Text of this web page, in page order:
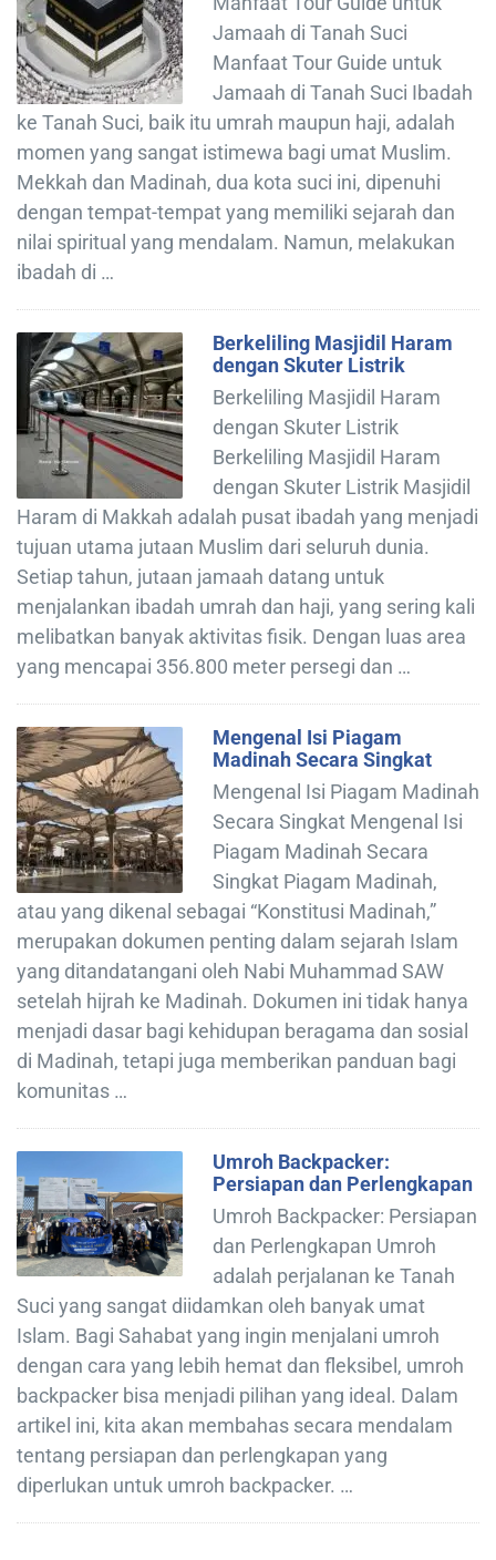
Jamaah di Tanah Suci
Manfaat Tour Guide untuk
Jamaah di Tanah Suci Ibadah
ke Tanah Suci, baik itu umrah maupun haji, adalah
momen yang sangat istimewa bagi umat Muslim.
Mekkah dan Madinah, dua kota suci ini, dipenuhi
dengan tempat-tempat yang memiliki sejarah dan
nilai spiritual yang mendalam. Namun, melakukan
ibadah di …
Berkeliling Masjidil Haram
dengan Skuter Listrik
Berkeliling Masjidil Haram
dengan Skuter Listrik
Berkeliling Masjidil Haram
dengan Skuter Listrik Masjidil
Haram di Makkah adalah pusat ibadah yang menjadi
tujuan utama jutaan Muslim dari seluruh dunia.
Setiap tahun, jutaan jamaah datang untuk
menjalankan ibadah umrah dan haji, yang sering kali
melibatkan banyak aktivitas fisik. Dengan luas area
yang mencapai 356.800 meter persegi dan …
Mengenal Isi Piagam
Madinah Secara Singkat
Mengenal Isi Piagam Madinah
Secara Singkat Mengenal Isi
Piagam Madinah Secara
Singkat Piagam Madinah,
atau yang dikenal sebagai “Konstitusi Madinah,”
merupakan dokumen penting dalam sejarah Islam
yang ditandatangani oleh Nabi Muhammad SAW
setelah hijrah ke Madinah. Dokumen ini tidak hanya
menjadi dasar bagi kehidupan beragama dan sosial
di Madinah, tetapi juga memberikan panduan bagi
komunitas …
Umroh Backpacker:
Persiapan dan Perlengkapan
Umroh Backpacker: Persiapan
dan Perlengkapan Umroh
adalah perjalanan ke Tanah
Suci yang sangat diidamkan oleh banyak umat
Islam. Bagi Sahabat yang ingin menjalani umroh
dengan cara yang lebih hemat dan fleksibel, umroh
backpacker bisa menjadi pilihan yang ideal. Dalam
artikel ini, kita akan membahas secara mendalam
tentang persiapan dan perlengkapan yang
diperlukan untuk umroh backpacker. …